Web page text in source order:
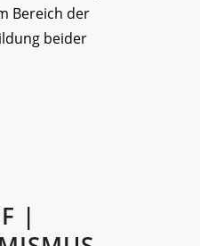
Bereich der
beider
|